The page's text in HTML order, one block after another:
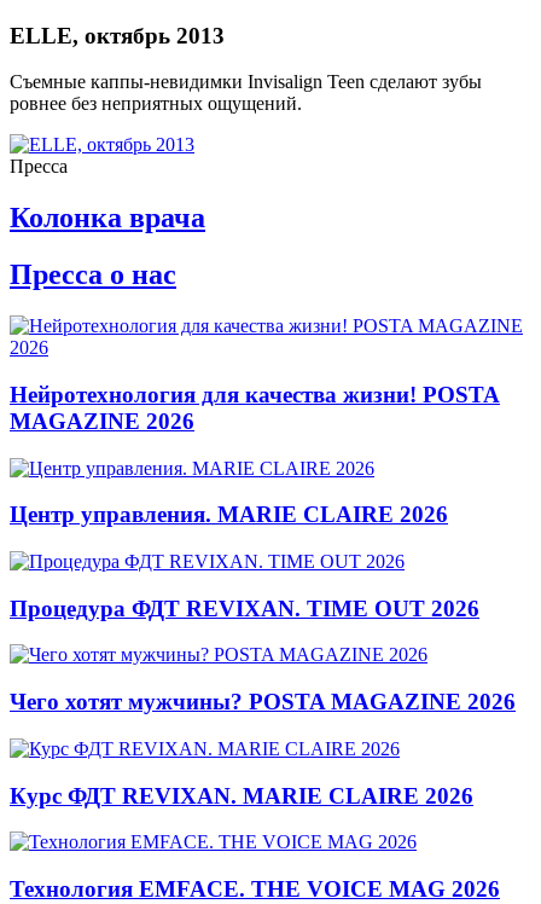
ELLE, октябрь 2013
Съемные каппы-невидимки Invisalign Teen сделают зубы
ровнее без неприятных ощущений.
Пресса
Колонка врача
Пресса о нас
Нейротехнология для качества жизни! POSTA
MAGAZINE 2026
Центр управления. MARIE CLAIRE 2026
Процедура ФДТ REVIXAN. TIME OUT 2026
Чего хотят мужчины? POSTA MAGAZINE 2026
Курс ФДТ REVIXAN. MARIE CLAIRE 2026
Технология EMFACE. THE VOICE MAG 2026